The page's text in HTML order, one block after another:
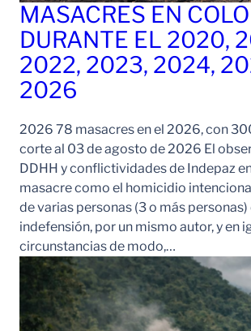
MASACRES EN
DURANTE EL 2020,
2022, 2023, 2024,
2026
2026 78 masacres en el 2026, con
corte al 03 de agosto de 2026 El
DDHH y conflictividades de Indepaz
masacre como el homicidio
de varias personas (3 o más
indefensión, por un mismo autor, y en
circunstancias de modo,…